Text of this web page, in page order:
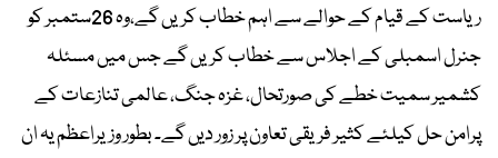
ریاست کے قیام کے حوالے سے اہم خطاب کریں گے،وہ 26ستمبر کو
جنرل اسمبلی کے اجلاس سے خطاب کریں گے جس میں مسئلہ
کشمیر سمیت خطے کی صورتحال، غزہ جنگ، عالمی تنازعات کے
پرامن حل کیلئے کثیر فریقی تعاون پر زور دیں گے۔ بطور وزیراعظم یہ ان